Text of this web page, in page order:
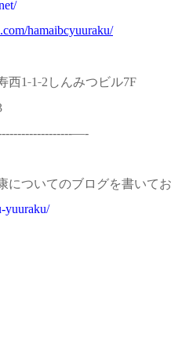
hamaibcyuuraku/
西1‐1‐2 しんみつビル7F
—-
についてのブログを書いて
yuuraku/